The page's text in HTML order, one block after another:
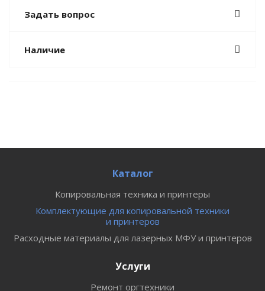
Задать вопрос
Наличие
Каталог
Копировальная техника и принтеры
Комплектующие для копировальной техники
и принтеров
Расходные материалы для лазерных МФУ и принтеров
Услуги
Ремонт оргтехники